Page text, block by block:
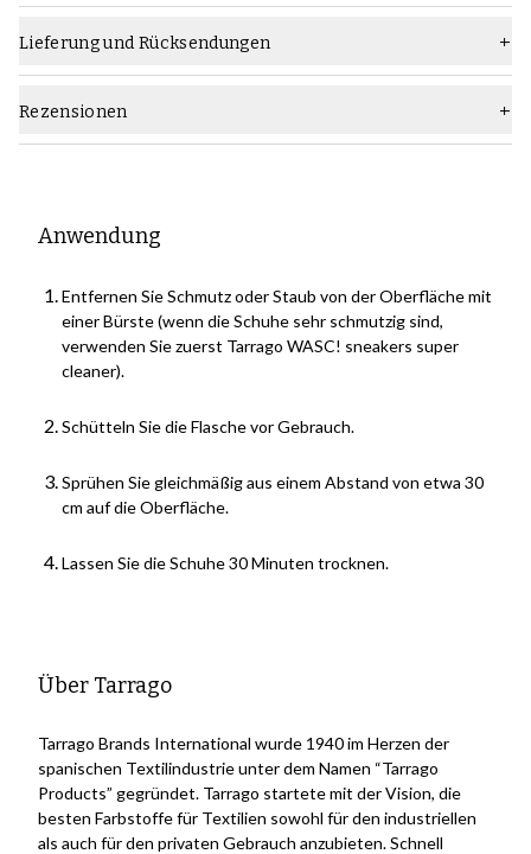
Lieferung und Rücksendungen
Rezensionen
Anwendung
Entfernen Sie Schmutz oder Staub von der Oberfläche mit
einer Bürste (wenn die Schuhe sehr schmutzig sind,
verwenden Sie zuerst Tarrago WASC! sneakers super
cleaner).
Schütteln Sie die Flasche vor Gebrauch.
Sprühen Sie gleichmäßig aus einem Abstand von etwa 30
cm auf die Oberfläche.
Lassen Sie die Schuhe 30 Minuten trocknen.
Über Tarrago
Tarrago Brands International wurde 1940 im Herzen der
spanischen Textilindustrie unter dem Namen “Tarrago
Products” gegründet. Tarrago startete mit der Vision, die
besten Farbstoffe für Textilien sowohl für den industriellen
als auch für den privaten Gebrauch anzubieten. Schnell